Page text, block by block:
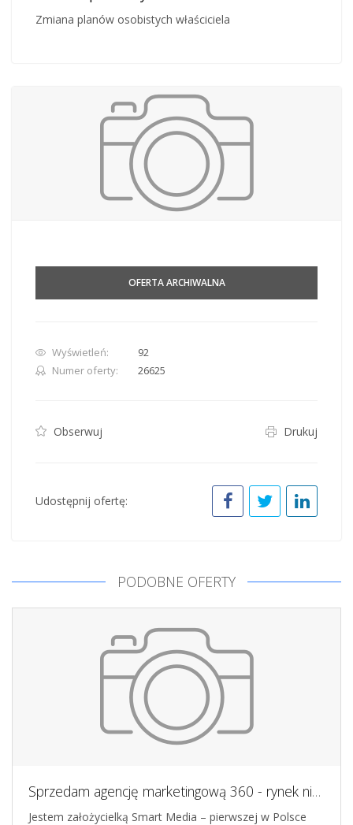
Zmiana planów osobistych właściciela
OFERTA ARCHIWALNA
Wyświetleń:
92
Numer oferty:
26625
Obserwuj Drukuj
Udostępnij ofertę:
PODOBNE OFERTY
Sprzedam agencję marketingową 360 - rynek nieruchomości premium
Jestem założycielką Smart Media – pierwszej w Polsce